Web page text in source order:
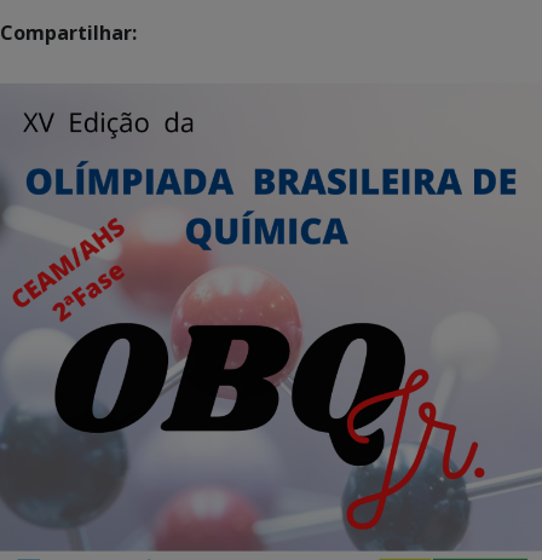
Compartilhar: